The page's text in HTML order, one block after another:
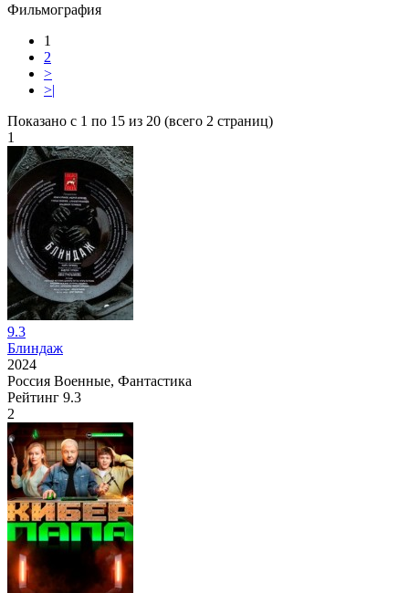
Фильмография
1
2
>
>|
Показано с 1 по 15 из 20 (всего 2 страниц)
1
9.3
Блиндаж
2024
Россия Военные, Фантастика
Рейтинг 9.3
2